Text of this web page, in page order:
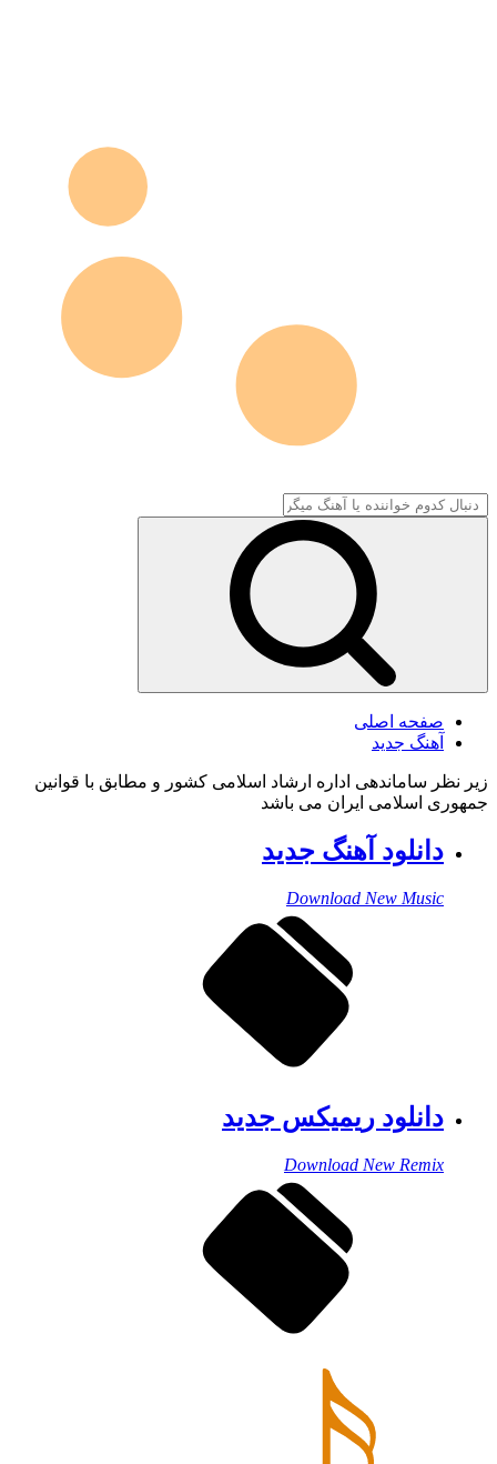
صفحه اصلی
آهنگ جدید
زیر نظر ساماندهی اداره ارشاد اسلامی کشور و مطابق با قوانین
جمهوری اسلامی ایران می باشد
دانلود آهنگ جدید
Download New Music
دانلود ریمیکس جدید
Download New Remix